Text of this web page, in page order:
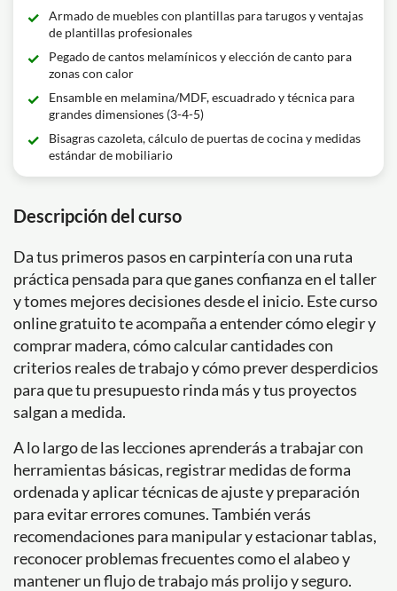
Armado de muebles con plantillas para tarugos y ventajas
de plantillas profesionales
Pegado de cantos melamínicos y elección de canto para
zonas con calor
Ensamble en melamina/MDF, escuadrado y técnica para
grandes dimensiones (3-4-5)
Bisagras cazoleta, cálculo de puertas de cocina y medidas
estándar de mobiliario
Descripción del curso
Da tus primeros pasos en carpintería con una ruta
práctica pensada para que ganes confianza en el taller
y tomes mejores decisiones desde el inicio. Este curso
online gratuito te acompaña a entender cómo elegir y
comprar madera, cómo calcular cantidades con
criterios reales de trabajo y cómo prever desperdicios
para que tu presupuesto rinda más y tus proyectos
salgan a medida.
A lo largo de las lecciones aprenderás a trabajar con
herramientas básicas, registrar medidas de forma
ordenada y aplicar técnicas de ajuste y preparación
para evitar errores comunes. También verás
recomendaciones para manipular y estacionar tablas,
reconocer problemas frecuentes como el alabeo y
mantener un flujo de trabajo más prolijo y seguro.